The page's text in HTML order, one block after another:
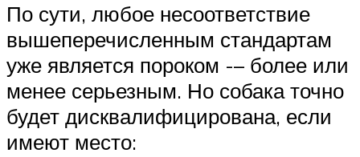
По сути, любое несоответствие
вышеперечисленным стандартам
уже является пороком -– более или
менее серьезным. Но собака точно
будет дисквалифицирована, если
имеют место: